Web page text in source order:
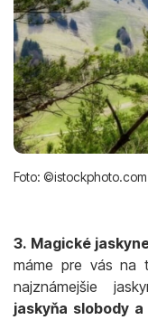
Foto: ©istockphoto.com
3. Magické
máme pre vás na
najznámejšie
jaskyňa slobody